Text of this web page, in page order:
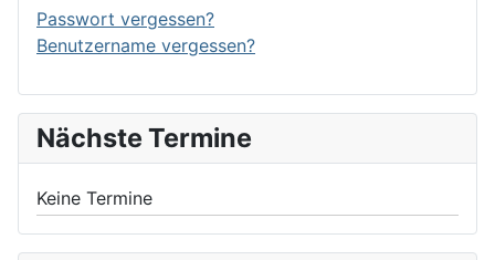
Passwort vergessen?
Benutzername vergessen?
Nächste Termine
Keine Termine